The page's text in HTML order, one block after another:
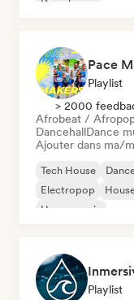
Deep house
Pace
Playlist
> 2000
Afrobeat /
DancehallDance
Ajouter dans ma/
Tech House
Electropop
House music
Playlist